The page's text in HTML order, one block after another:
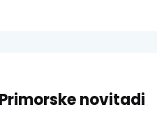
Primorske novitadi